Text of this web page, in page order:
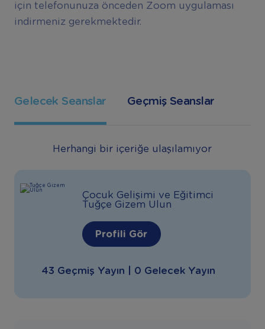
için telefonunuza önceden Zoom uygulaması
indirmeniz gerekmektedir.
Gelecek Seanslar Geçmiş Seanslar
Herhangi bir içeriğe ulaşılamıyor
Çocuk Gelişimi ve Eğitimci
Tuğçe Gizem Ulun
Profili Gör
43 Geçmiş Yayın | 0 Gelecek Yayın